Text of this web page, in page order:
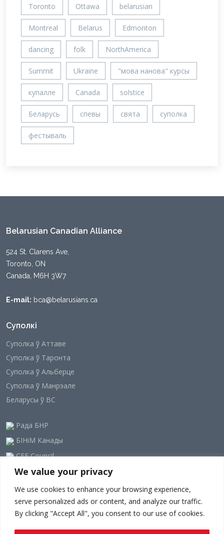
We value your privacy
We use cookies to enhance your browsing experience,
serve personalized ads or content, and analyze our traffic.
By clicking "Accept All", you consent to our use of cookies.
Toronto Ottawa belarusian
Montreal Belarus Edmonton
dancing folk NorthAmerica
Summit Ukraine "мова нанова" курсы
купалле Canada solstice
Беларусь спевы свята суполка
фестываль
Belarusian Canadian Alliance
524 St. Clarens Ave,
Toronto, ON
Canada, M6H 3W7
E-mail: bca@belarusians.ca
Суполкі
Суполка ў Аттаве
Суполка ў Таронта
Суполка ў Альберце
Суполка ў Манрэале
Беларусы ў ВС
Рада БНР
БІНіМ Канады
CEE Council